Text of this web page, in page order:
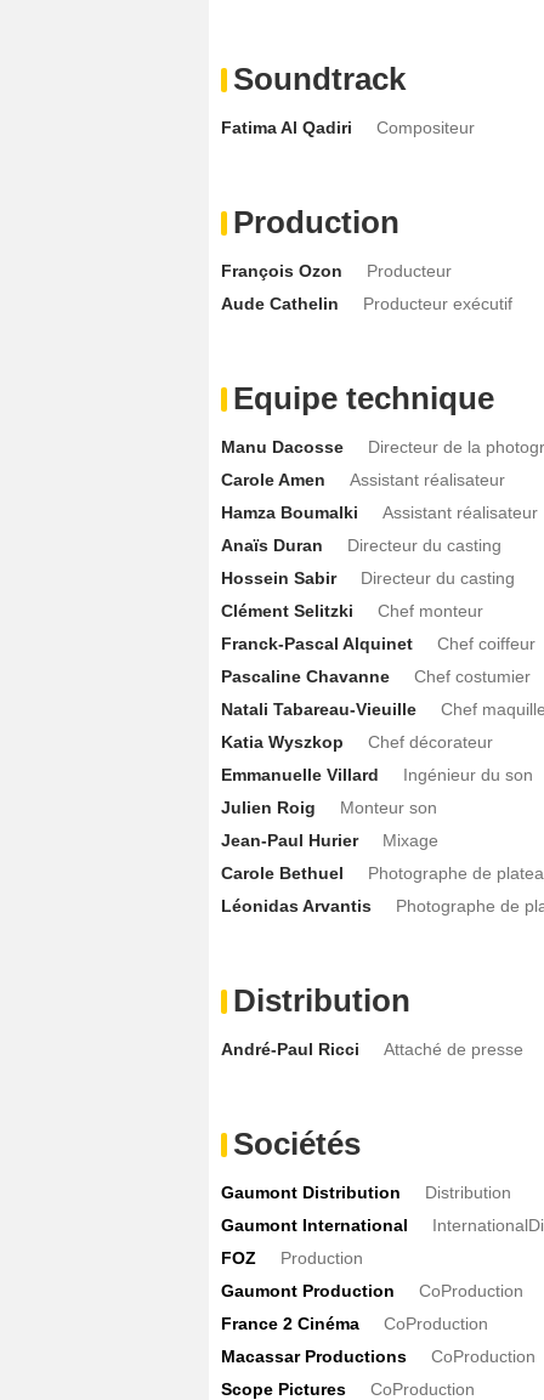
Soundtrack
Fatima Al Qadiri Compositeur
Production
François Ozon
Producteur
Aude Cathelin
Producteur exécutif
Equipe technique
Manu Dacosse
Directeur de la
Carole Amen
Assistant réalisateur
Hamza Boumalki
Assistant réalisateur
Anaïs Duran
Directeur du casting
Hossein Sabir
Directeur du casting
Clément Selitzki
Chef monteur
Franck-Pascal Alquinet
Chef coiffeur
Pascaline Chavanne
Chef costumier
Natali Tabareau-Vieuille
Chef
Katia Wyszkop
Chef décorateur
Emmanuelle Villard
Ingénieur du son
Julien Roig
Monteur son
Jean-Paul Hurier
Mixage
Carole Bethuel
Photographe de
Léonidas Arvantis
Photographe de
Distribution
André-Paul Ricci Attaché de presse
Sociétés
Gaumont Distribution
Distribution
Gaumont International
FOZ
Production
Gaumont Production
CoProduction
France 2 Cinéma
CoProduction
Macassar Productions
CoProduction
Scope Pictures
CoProduction